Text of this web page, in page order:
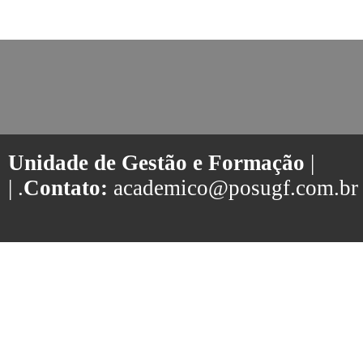
Unidade de Gestão e Formação |
| .Contato: academico@posugf.com.br